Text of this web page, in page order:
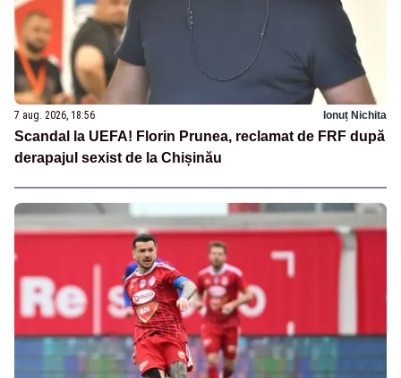
7 aug. 2026, 18:56 Ionuț Nichita
Scandal la UEFA! Florin Prunea, reclamat de FRF după
derapajul sexist de la Chișinău